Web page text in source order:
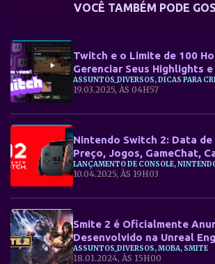
VOCÊ TAMBÉM PODE
Twitch e o Limite de 100
Gerenciar Seus Highlights
Perder o Controle
ASSUNTOS_DIVERSOS, DICAS PARA
19.03.2025, ÀS 04H57
Nintendo Switch 2: Data
Preço, Jogos, GameChat,
Sobre o Novo Console
10.04.2025, ÀS 19H03
Smite 2 é Oficialmente
Desenvolvido na Unreal
ASSUNTOS_DIVERSOS, MOBA, SMITE
18.01.2024, ÀS 15H00